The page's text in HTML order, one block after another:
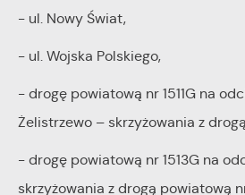
- ul. Nowy Świat,
- ul. Wojska Polskiego,
- drogę powiatową nr 1511G na
Żelistrzewo – skrzyżowania z
- drogę powiatową nr 1513G na
skrzyżowania z drogą powiatową nr